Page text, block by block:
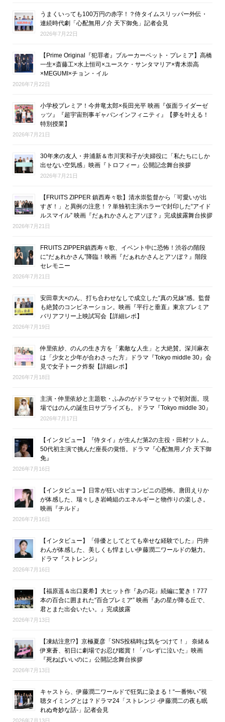
うまくいっても100万円の赤字！？侍タイムスリッパー外伝・
連続時代劇「心配無用ノ介 天下御免」記者会見
2026年7月22日
【Prime Original『犯罪者』ブルーカーペット・プレミア】高橋
一生×斎藤工×水上恒司×ユースケ・サンタマリア×青木崇高
×MEGUMI×チョン・イル
2026年7月22日
小学校プレミア！今井竜太郎×長田光平 映画『仮面ライダーゼ
ッツ』『超宇宙刑事ギャバンインフィニティ』【夢を叶える！
特別授業】
2026年7月21日
30年来の友人・井浦新＆市川実和子が夫婦役に「私たちにしか
出せない空気感」映画『トロフィー』公開記念舞台挨拶
2026年7月21日
【FRUITS ZIPPER 鎮西寿々歌】清水崇監督から「可愛いが出
すぎ！」と異例の注意！？単独初主演ホラーで封印した“アイド
ルスマイル” 映画『だぁれかさんとアソぼ？』完成披露舞台挨拶
2026年7月21日
FRUITS ZIPPER鎮西寿々歌、イベント中に恐怖！渋谷の階段
に“だぁれかさん”降臨！映画『だぁれかさんとアソぼ？』階段
セレモニー
2026年7月21日
安田章大×のん、打ち合わせなしで成立した“真の兄妹”感。監督
も絶賛のコンビネーション。映画『平行と垂直』東京プレミア
バリアフリー上映試写会【詳細レポ】
2026年7月19日
仲里依紗、のんの生き方を「素敵な人生」と大絶賛。深川麻衣
は「少女と少年が合わさった方」ドラマ『Tokyo middle 30』会
見で女子トーク炸裂【詳細レポ】
2026年7月18日
主演・仲里依紗と主題歌・ふみのがドラマセットで初対面。現
場ではのんの誕生日サプライズも。ドラマ『Tokyo middle 30』
2026年7月17日
【インタビュー】『侍タイ』が生んだ第2の主役・田村ツトム。
50代初主演で挑んだ座長の覚悟。ドラマ『心配無用ノ介 天下御
免』
2026年7月16日
【インタビュー】日常が狂い出すコンビニの恐怖。唐田えりか
が体感した、瑞々しき岩崎組のエネルギーと物作りの楽しさ。
映画『チルド』
2026年7月16日
【インタビュー】「俳優としてとても幸せな経験でした」円井
わんが体感した、美しくも悍ましい伊藤潤二ワールドの魅力。
ドラマ『ストレンジ』
2026年7月16日
【福原遥＆出口夏希】大ヒット作『あの花』続編に驚き！777
本の百合に囲まれた“百合プレミア” 映画『あの星が降る丘で、
君とまた出会いたい。』完成披露
2026年7月13日
【凍結注意!?】京極夏彦「SNS投稿時は気をつけて！」 奈緒＆
伊東蒼、初日に劇場でお忍び鑑賞！「バレずに泣いた」映画
『死ねばいいのに』公開記念舞台挨拶
2026年7月13日
キャストら、伊藤潤二ワールドで狂気に染まる！“一番怖い”視
聴タイミングとは？ドラマ24「ストレンジ -伊藤潤二の夜も眠
れぬ奇妙な話-」記者会見
2026年7月13日